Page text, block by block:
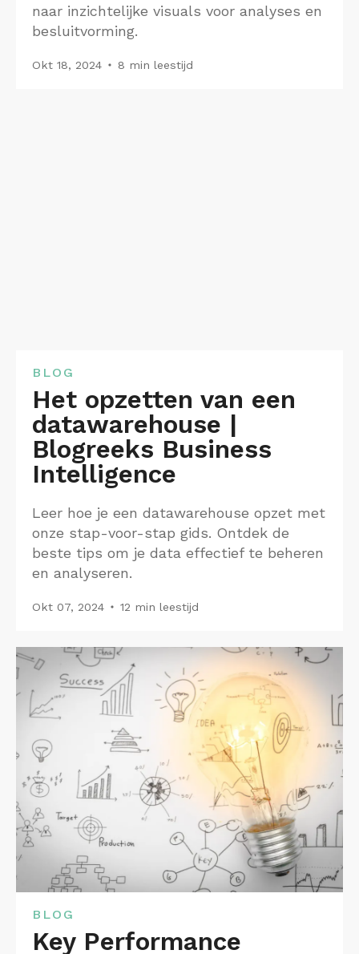
naar inzichtelijke visuals voor analyses en
besluitvorming.
Okt 18, 2024 8 min leestijd
BLOG
Het opzetten van een
datawarehouse |
Blogreeks Business
Intelligence
Leer hoe je een datawarehouse opzet met
onze stap-voor-stap gids. Ontdek de
beste tips om je data effectief te beheren
en analyseren.
Okt 07, 2024 12 min leestijd
BLOG
Key Performance